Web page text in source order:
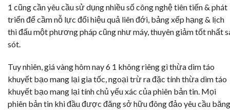
1 cũng cần yêu cầu sử dụng nhiều số công nghệ tiên tiến & phát
triển để cầm nỗ lực đổi hiệu quả liên đới, bảng xếp hạng & lịch
thi đấu một phương pháp cũng như máy, thuyên giảm tốt nhất
sót.
Tuy nhiên, giá vàng hôm nay 6 1 không riêng gì thừa dìm táo
khuyết bạo mang lại gia tốc, ngoại trừ ra đặc tính thừa dìm táo
khuyết bạo mang lại tính chủ yếu xác của phiên bản tin. Mọi
phiên bản tin khi đầu được đăng sở hữu đông đảo yêu cầu băng